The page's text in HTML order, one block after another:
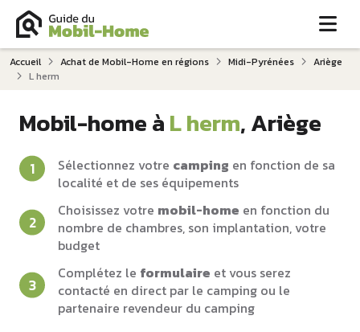
Accueil Achat de Mobil-Home en régions Midi-Pyrénées
Ariège
L herm
Mobil-home àL herm, Ariège
Sélectionnez votre camping en fonction de sa
localité et de ses équipements
Choisissez votre mobil-home en fonction du
nombre de chambres, son implantation, votre
budget
Complétez le formulaire et vous serez
contacté en direct par le camping ou le
partenaire revendeur du camping